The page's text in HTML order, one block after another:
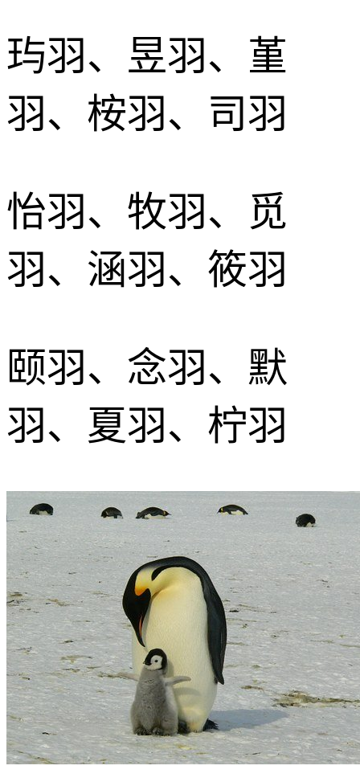
玙羽、昱羽、堇
羽、桉羽、司羽
怡羽、牧羽、觅
羽、涵羽、筱羽
颐羽、念羽、默
羽、夏羽、柠羽